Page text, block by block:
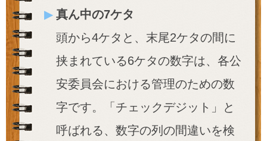
真ん中の7ケタ
頭から4ケタと、末尾2ケタの間に
挟まれている6ケタの数字は、各公
安委員会における管理のための数
字です。「チェックデジット」と
呼ばれる、数字の列の間違いを検